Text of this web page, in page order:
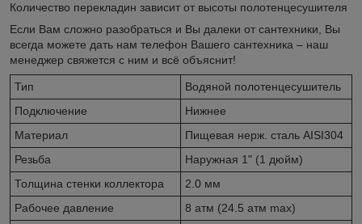
Количество перекладин зависит от высоты полотенцесушителя
Если Вам сложно разобраться и Вы далеки от сантехники, Вы
всегда можете дать нам телефон Вашего сантехника – наш
менеджер свяжется с ним и всё объяснит!
Тип
Водяной полотенцесушитель
Подключение
Нижнее
Материал
Пищевая нерж. сталь AISI304
Резьба
Наружная 1" (1 дюйм)
Толщина стенки коллектора
2.0 мм
Рабочее давление
8 атм (24.5 атм max)